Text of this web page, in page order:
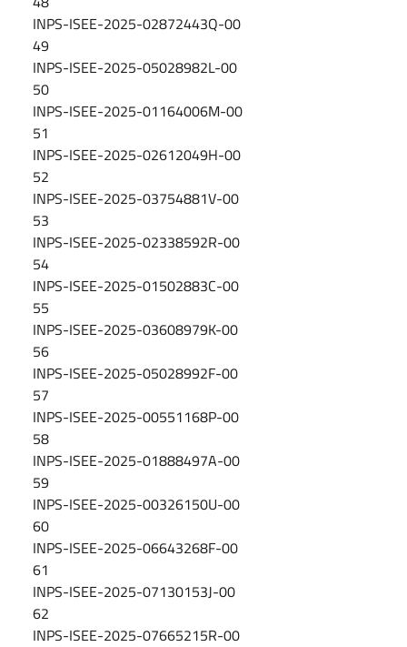
INPS-ISEE-2025-02872443Q-00
49
INPS-ISEE-2025-05028982L-00
50
INPS-ISEE-2025-01164006M-00
51
INPS-ISEE-2025-02612049H-00
52
INPS-ISEE-2025-03754881V-00
53
INPS-ISEE-2025-02338592R-00
54
INPS-ISEE-2025-01502883C-00
55
INPS-ISEE-2025-03608979K-00
56
INPS-ISEE-2025-05028992F-00
57
INPS-ISEE-2025-00551168P-00
58
INPS-ISEE-2025-01888497A-00
59
INPS-ISEE-2025-00326150U-00
60
INPS-ISEE-2025-06643268F-00
61
INPS-ISEE-2025-07130153J-00
62
INPS-ISEE-2025-07665215R-00